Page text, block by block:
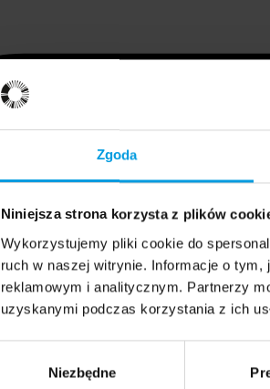
Zgoda
Niniejsza strona korzysta z plików
Wykorzystujemy pliki cookie do
ruch w naszej witrynie. Informacje o
reklamowym i analitycznym. Partnerzy
uzyskanymi podczas korzystania z ich
Niezbędne